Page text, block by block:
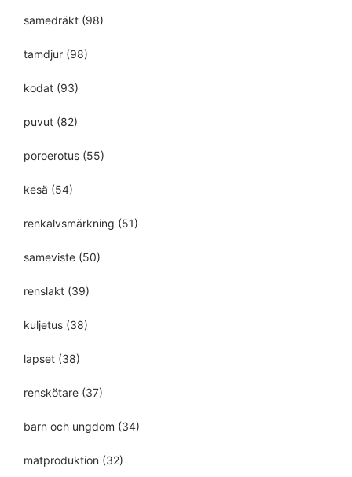
samedräkt (98)
tamdjur (98)
kodat (93)
puvut (82)
poroerotus (55)
kesä (54)
renkalvsmärkning (51)
sameviste (50)
renslakt (39)
kuljetus (38)
lapset (38)
renskötare (37)
barn och ungdom (34)
matproduktion (32)